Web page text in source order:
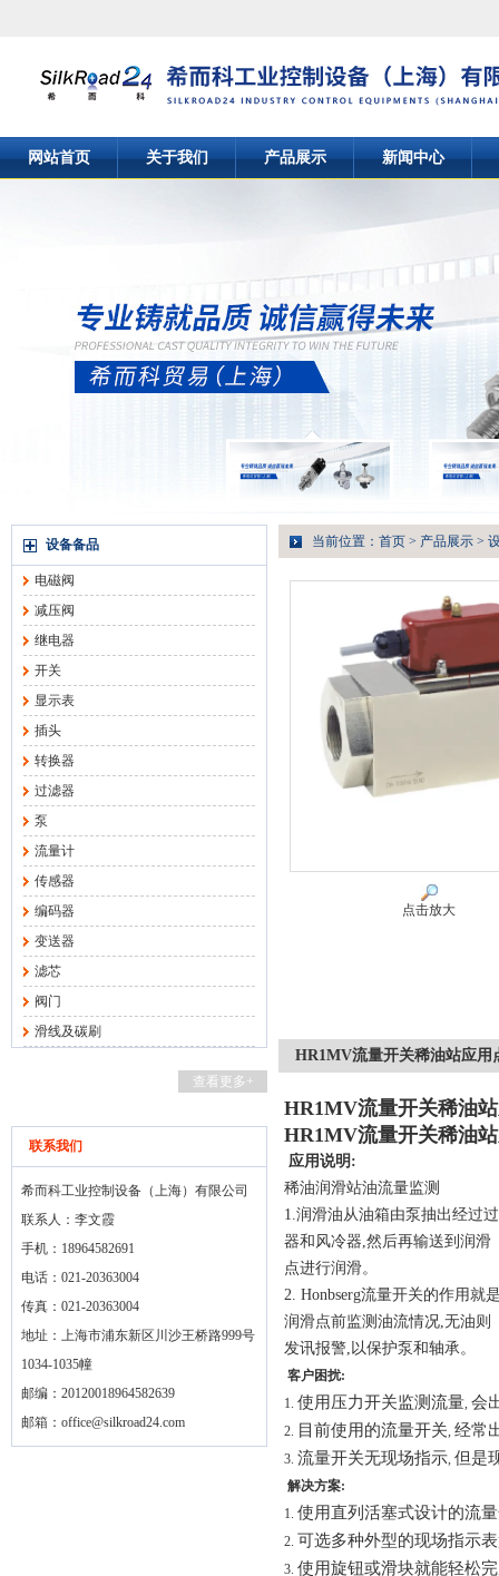
网站首页 关于我们 产品展示 新闻中心
设备备品
电磁阀
减压阀
继电器
开关
显示表
插头
转换器
过滤器
泵
流量计
传感器
编码器
变送器
滤芯
阀门
滑线及碳刷
查看更多+
联系我们
希而科工业控制设备（上海）有限公司
联系人：李文霞
手机：18964582691
电话：021-20363004
传真：021-20363004
地址：上海市浦东新区川沙王桥路999号
1034-1035幢
邮编：20120018964582639
邮箱： office@silkroad24.com
当前位置： 首页 > 产品展示 >
点击放大
HR1MV流量开关稀油站应用
HR1MV流量开关稀油
HR1MV流量开关稀油
应用说明:
稀油润滑站油流量监测
1.润滑油从油箱由泵抽出经过
器和风冷器,然后再输送到润滑
点进行润滑。
2. Honbserg流量开关的作用就
润滑点前监测油流情况,无油则
发讯报警,以保护泵和轴承。
客户困扰:
1. 使用压力开关监测流量, 会
2. 目前使用的流量开关, 经常
3. 流量开关无现场指示, 但是
解决方案:
1. 使用直列活塞式设计的流
2. 可选多种外型的现场指示
3. 使用旋钮或滑块就能轻松